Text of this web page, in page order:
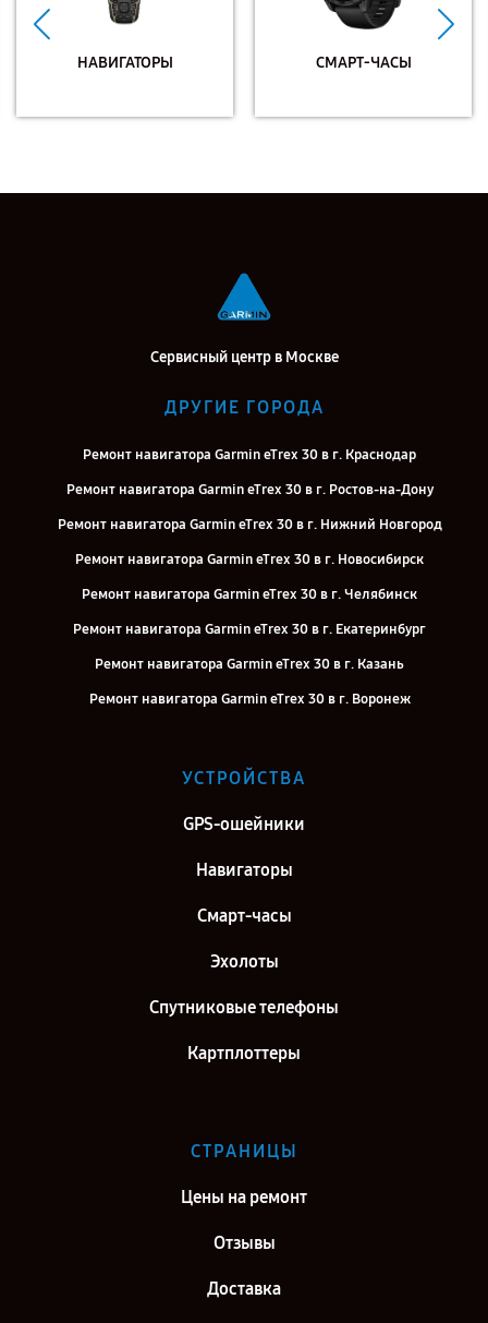
НАВИГАТОРЫ СМАРТ-ЧАСЫ
Сервисный центр в Москве
ДРУГИЕ ГОРОДА
Ремонт навигатора Garmin eTrex 30 в г. Краснодар
Ремонт навигатора Garmin eTrex 30 в г. Ростов-на-Дону
Ремонт навигатора Garmin eTrex 30 в г. Нижний Новгород
Ремонт навигатора Garmin eTrex 30 в г. Новосибирск
Ремонт навигатора Garmin eTrex 30 в г. Челябинск
Ремонт навигатора Garmin eTrex 30 в г. Екатеринбург
Ремонт навигатора Garmin eTrex 30 в г. Казань
Ремонт навигатора Garmin eTrex 30 в г. Воронеж
Ремонт навигатора Garmin eTrex 30 в г. Самара
УСТРОЙСТВА
GPS-ошейники
Навигаторы
Смарт-часы
Эхолоты
Спутниковые телефоны
Картплоттеры
СТРАНИЦЫ
Цены на ремонт
Отзывы
Доставка